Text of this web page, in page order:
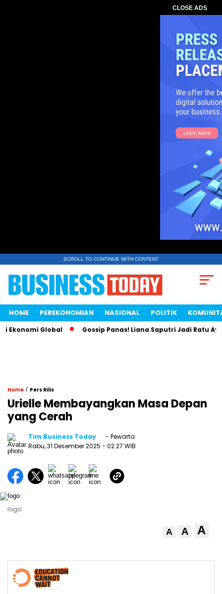
CLOSE ADS
SCROLL TO CONTINUE WITH CONTENT
HOME PEREKONOMIAN NASIONAL POLITIK
Global Gossip Panas! Liana Saputri Jadi Ratu Ayam
Home / Pers Rilis
Urielle Membayangkan Masa Depan
yang Cerah
Tim Business Today
- Pewarta
Rabu, 31 Desember 2025 - 02:27 WIB
logo
A A A